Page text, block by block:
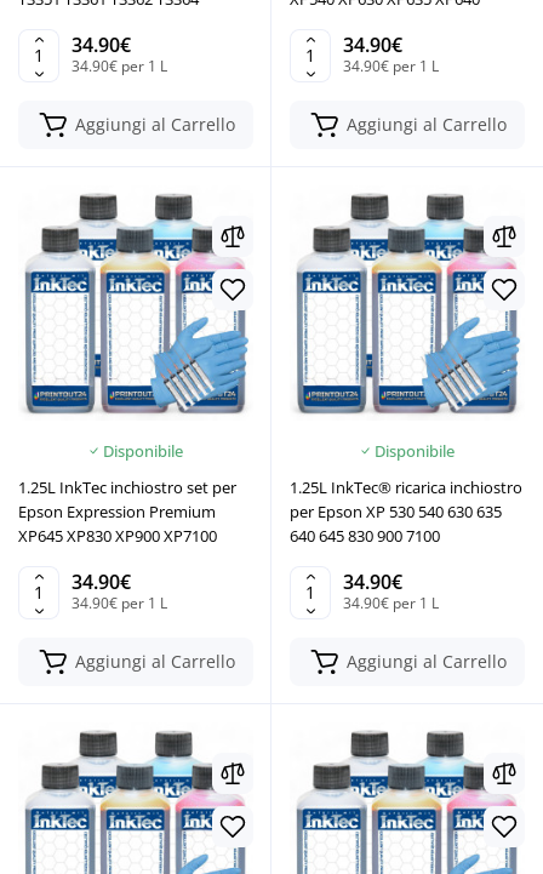
34.90€
34.90€ per 1 L
Aggiungi al Carrello
34.90€
34.90€ per 1 L
Aggiungi al Carrello
Disponibile
1.25L InkTec inchiostro set per
Epson Expression Premium
XP645 XP830 XP900 XP7100
34.90€
34.90€ per 1 L
Aggiungi al Carrello
Disponibile
1.25L InkTec® ricarica inchiostro
per Epson XP 530 540 630 635
640 645 830 900 7100
34.90€
34.90€ per 1 L
Aggiungi al Carrello